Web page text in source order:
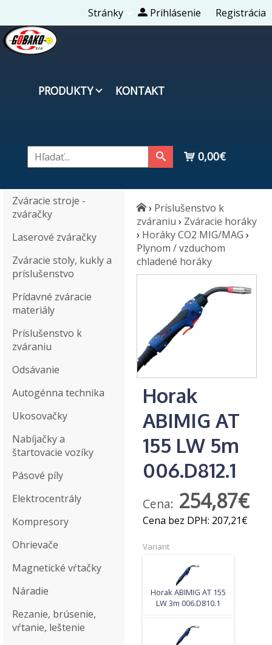
Stránky Prihlásenie Registrácia
PRODUKTY KONTAKT
0,00€
Zváracie stroje -
zváračky
Laserové zváračky
Zváracie stoly, kukly a
príslušenstvo
Prídavné zváracie
materiály
Príslušenstvo k
zváraniu
Odsávanie
Autogénna technika
Ukosovačky
Nabíjačky a
štartovacie vozíky
Pásové píly
Elektrocentrály
Kompresory
Ohrievače
Magnetické vŕtačky
Náradie
Rezanie, brúsenie,
vŕtanie, leštenie
› Príslušenstvo k
zváraniu › Zváracie horáky
› Horáky CO2 MIG/MAG ›
Plynom / vzduchom
chladené horáky
Horak
ABIMIG AT
155 LW 5m
006.D812.1
Cena: 254,87€
Cena bez DPH: 207,21€
Variant
Horak ABIMIG AT 155
LW 3m 006.D810.1